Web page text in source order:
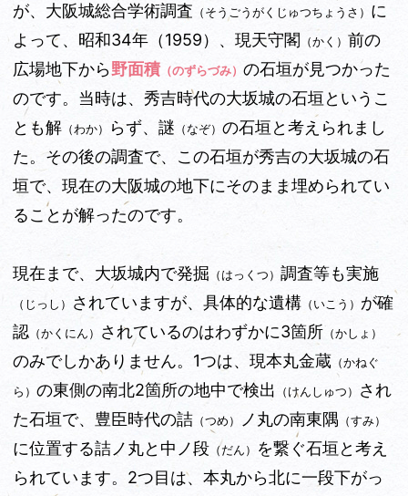
が、大阪城総合学術調査 （そうごうがくじゅつちょうさ） に
よって、昭和34年（1959）、現天守閣
（かく） 前の
広場地下から野面積 （のずらづみ） の石垣が見つかった
のです。当時は、秀吉時代の大坂城の石垣というこ
とも解 （わか） らず、謎 （なぞ） の石垣と考えられまし
た。その後の調査で、この石垣が秀吉の大坂城の石
垣で、現在の大阪城の地下にそのまま埋められてい
ることが解ったのです。
現在まで、大坂城内で発掘 （はっくつ） 調査等も実施
（じっし） されていますが、具体的な遺構 （いこう） が確
認 （かくにん） されているのはわずかに3箇所 （かしょ）
のみでしかありません。1つは、現本丸金蔵 （かねぐ
ら） の東側の南北2箇所の地中で検出 （けんしゅつ）
され
た石垣で、豊臣時代の詰 （つめ） ノ丸の南東隅 （すみ）
に位置する詰ノ丸と中ノ段 （だん） を繋ぐ石垣と考え
られています。2つ目は、本丸から北に一段下がっ